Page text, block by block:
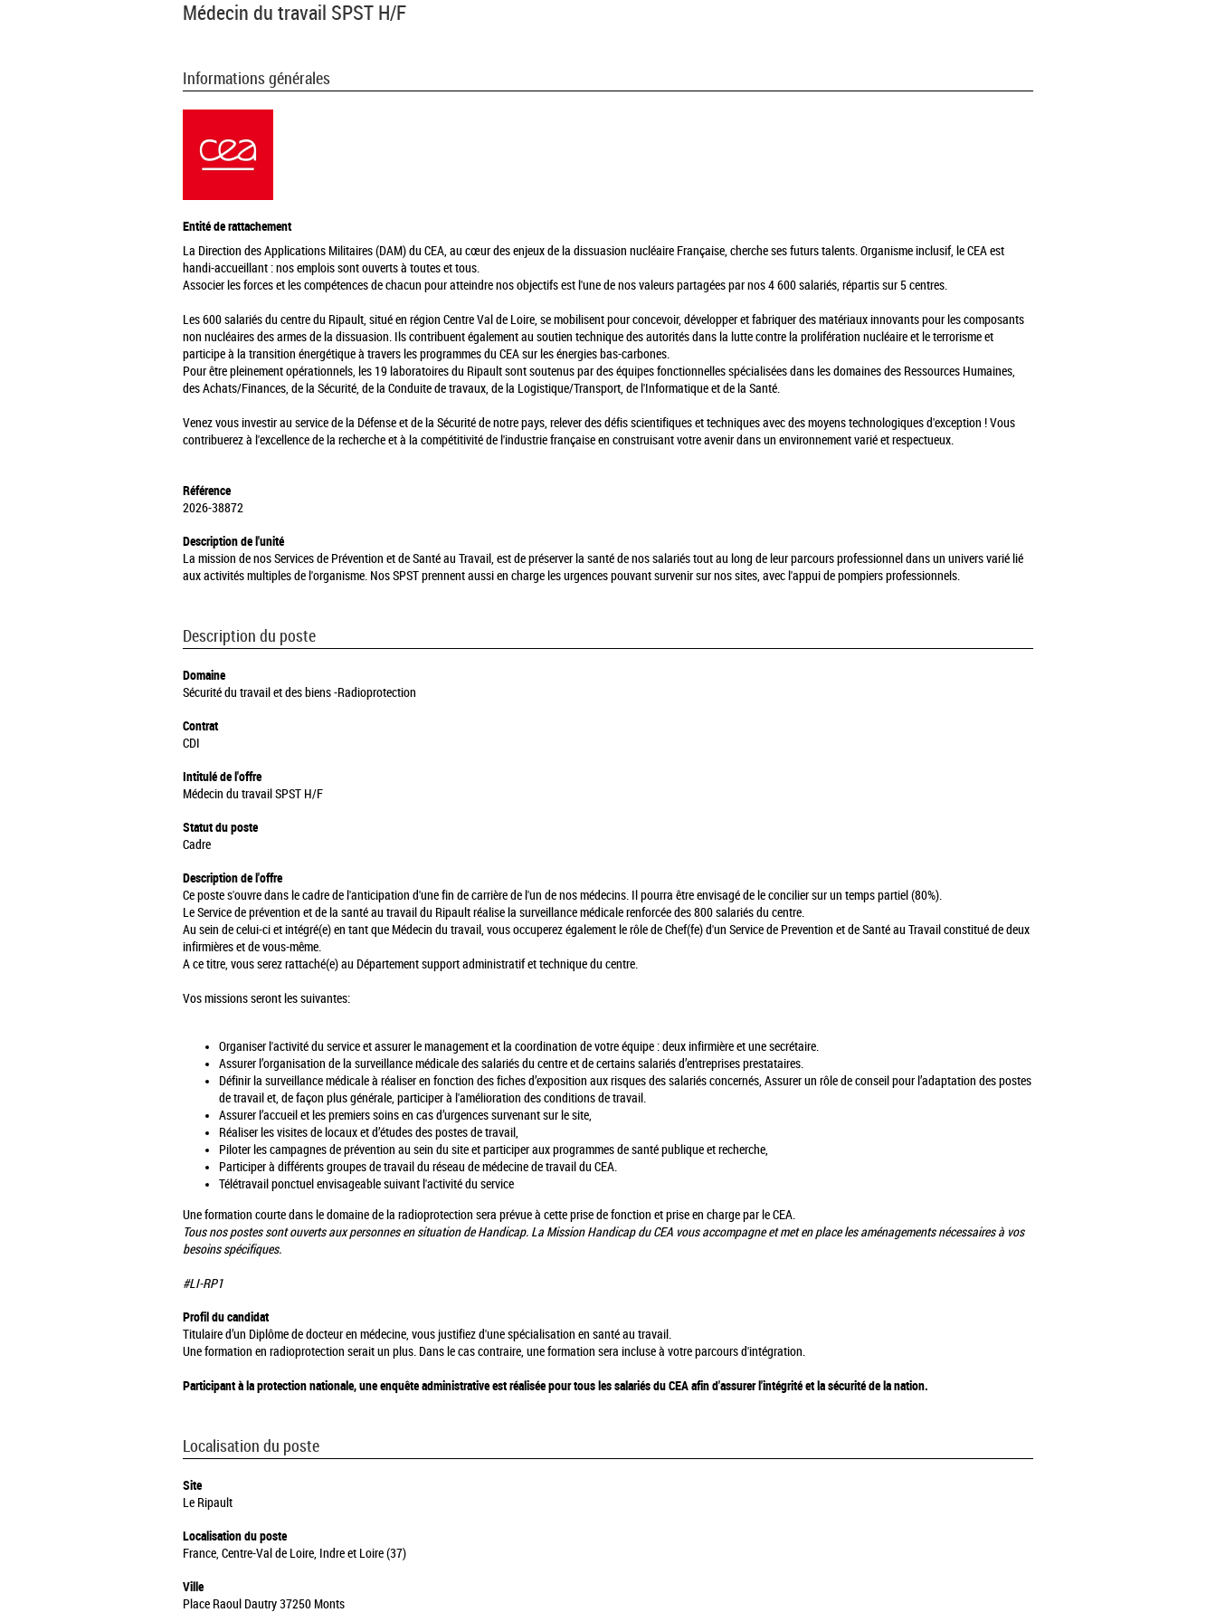
Médecin du travail SPST H/F
Informations générales
Entité de rattachement
La Direction des Applications Militaires (DAM) du CEA, au cœur des enjeux de la dissuasion nucléaire Française, cherche ses futurs talents. Organisme inclusif, le CEA est
handi-accueillant : nos emplois sont ouverts à toutes et tous.
Associer les forces et les compétences de chacun pour atteindre nos objectifs est l'une de nos valeurs partagées par nos 4 600 salariés, répartis sur 5 centres.
Les 600 salariés du centre du Ripault, situé en région Centre Val de Loire, se mobilisent pour concevoir, développer et fabriquer des matériaux innovants pour les composants
non nucléaires des armes de la dissuasion. Ils contribuent également au soutien technique des autorités dans la lutte contre la prolifération nucléaire et le terrorisme et
participe à la transition énergétique à travers les programmes du CEA sur les énergies bas-carbones.
Pour être pleinement opérationnels, les 19 laboratoires du Ripault sont soutenus par des équipes fonctionnelles spécialisées dans les domaines des Ressources Humaines,
des Achats/Finances, de la Sécurité, de la Conduite de travaux, de la Logistique/Transport, de l'Informatique et de la Santé.
Venez vous investir au service de la Défense et de la Sécurité de notre pays, relever des défis scientifiques et techniques avec des moyens technologiques d'exception ! Vous
contribuerez à l'excellence de la recherche et à la compétitivité de l'industrie française en construisant votre avenir dans un environnement varié et respectueux.
Référence
2026-38872
Description de l'unité
La mission de nos Services de Prévention et de Santé au Travail, est de préserver la santé de nos salariés tout au long de leur parcours professionnel dans un univers varié lié
aux activités multiples de l'organisme. Nos SPST prennent aussi en charge les urgences pouvant survenir sur nos sites, avec l'appui de pompiers professionnels.
Description du poste
Domaine
Sécurité du travail et des biens -Radioprotection
Contrat
CDI
Intitulé de l'offre
Médecin du travail SPST H/F
Statut du poste
Cadre
Description de l'offre
Ce poste s'ouvre dans le cadre de l'anticipation d'une fin de carrière de l'un de nos médecins. Il pourra être envisagé de le concilier sur un temps partiel (80%).
Le Service de prévention et de la santé au travail du Ripault réalise la surveillance médicale renforcée des 800 salariés du centre.
Au sein de celui-ci et intégré(e) en tant que Médecin du travail, vous occuperez également le rôle de Chef(fe) d'un Service de Prevention et de Santé au Travail constitué de deux
infirmières et de vous-même.
A ce titre, vous serez rattaché(e) au Département support administratif et technique du centre.
Vos missions seront les suivantes:
Organiser l'activité du service et assurer le management et la coordination de votre équipe : deux infirmière et une secrétaire.
Assurer l’organisation de la surveillance médicale des salariés du centre et de certains salariés d’entreprises prestataires.
Définir la surveillance médicale à réaliser en fonction des fiches d’exposition aux risques des salariés concernés, Assurer un rôle de conseil pour l’adaptation des postes
de travail et, de façon plus générale, participer à l'amélioration des conditions de travail.
Assurer l’accueil et les premiers soins en cas d’urgences survenant sur le site,
Réaliser les visites de locaux et d’études des postes de travail,
Piloter les campagnes de prévention au sein du site et participer aux programmes de santé publique et recherche,
Participer à différents groupes de travail du réseau de médecine de travail du CEA.
Télétravail ponctuel envisageable suivant l'activité du service
Une formation courte dans le domaine de la radioprotection sera prévue à cette prise de fonction et prise en charge par le CEA.
Tous nos postes sont ouverts aux personnes en situation de Handicap. La Mission Handicap du CEA vous accompagne et met en place les aménagements nécessaires à vos
besoins spécifiques.
#LI-RP1
Profil du candidat
Titulaire d’un Diplôme de docteur en médecine, vous justifiez d'une spécialisation en santé au travail.
Une formation en radioprotection serait un plus. Dans le cas contraire, une formation sera incluse à votre parcours d'intégration.
Participant à la protection nationale, une enquête administrative est réalisée pour tous les salariés du CEA afin d'assurer l'intégrité et la sécurité de la nation.
Localisation du poste
Site
Le Ripault
Localisation du poste
France, Centre-Val de Loire, Indre et Loire (37)
Ville
Place Raoul Dautry 37250 Monts